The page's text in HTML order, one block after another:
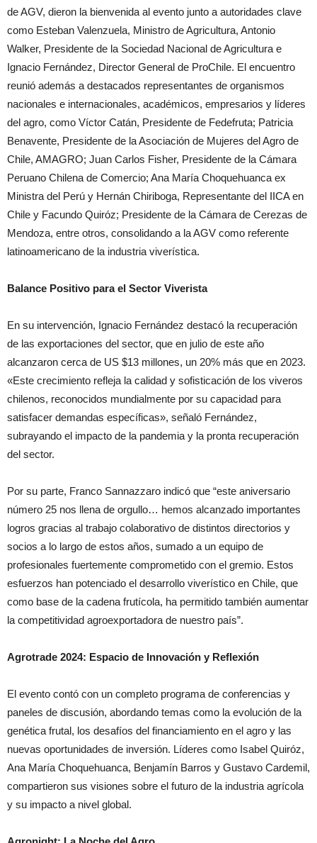
de AGV, dieron la bienvenida al evento junto a autoridades clave
como Esteban Valenzuela, Ministro de Agricultura, Antonio
Walker, Presidente de la Sociedad Nacional de Agricultura e
Ignacio Fernández, Director General de ProChile. El encuentro
reunió además a destacados representantes de organismos
nacionales e internacionales, académicos, empresarios y líderes
del agro, como Víctor Catán, Presidente de Fedefruta; Patricia
Benavente, Presidente de la Asociación de Mujeres del Agro de
Chile, AMAGRO; Juan Carlos Fisher, Presidente de la Cámara
Peruano Chilena de Comercio; Ana María Choquehuanca ex
Ministra del Perú y Hernán Chiriboga, Representante del IICA en
Chile y Facundo Quiróz; Presidente de la Cámara de Cerezas de
Mendoza, entre otros, consolidando a la AGV como referente
latinoamericano de la industria viverística.
Balance Positivo para el Sector Viverista
En su intervención, Ignacio Fernández destacó la recuperación
de las exportaciones del sector, que en julio de este año
alcanzaron cerca de US $13 millones, un 20% más que en 2023.
«Este crecimiento refleja la calidad y sofisticación de los viveros
chilenos, reconocidos mundialmente por su capacidad para
satisfacer demandas específicas», señaló Fernández,
subrayando el impacto de la pandemia y la pronta recuperación
del sector.
Por su parte, Franco Sannazzaro indicó que “este aniversario
número 25 nos llena de orgullo… hemos alcanzado importantes
logros gracias al trabajo colaborativo de distintos directorios y
socios a lo largo de estos años, sumado a un equipo de
profesionales fuertemente comprometido con el gremio. Estos
esfuerzos han potenciado el desarrollo viverístico en Chile, que
como base de la cadena frutícola, ha permitido también aumentar
la competitividad agroexportadora de nuestro país”.
Agrotrade 2024: Espacio de Innovación y Reflexión
El evento contó con un completo programa de conferencias y
paneles de discusión, abordando temas como la evolución de la
genética frutal, los desafíos del financiamiento en el agro y las
nuevas oportunidades de inversión. Líderes como Isabel Quiróz,
Ana María Choquehuanca, Benjamín Barros y Gustavo Cardemil,
compartieron sus visiones sobre el futuro de la industria agrícola
y su impacto a nivel global.